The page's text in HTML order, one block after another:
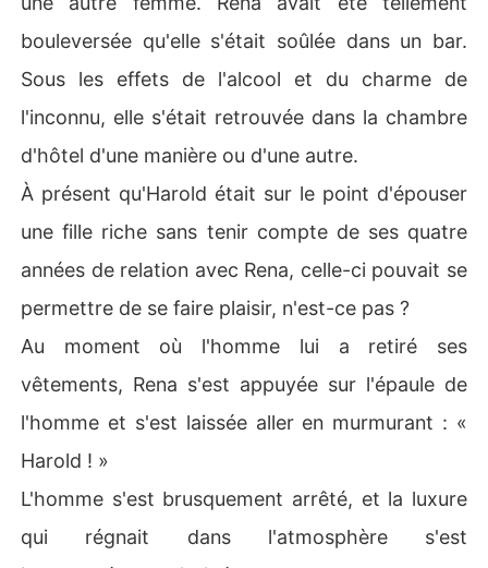
« Comme tu l'as dit, aimais, c'est du passé ! » Rena a jet
poissons dans la mer, Waylen. De plus, c'est toi qui as d
emandé une rupture. Maintenant, si tu veux sortir avec
Le lendemain, Rena a reçu sur son compte des milliards
Waylen est réapparu, s'est agenouillé et a dit : « Puis-je
m'intercaler dans la file d'attente, Rena ? Je te veux to
ujours. »
bouleversée qu'elle s'était soûlée dans un bar.
Sous les effets de l'alcool et du charme de
l'inconnu, elle s'était retrouvée dans la chambre
d'hôtel d'une manière ou d'une autre.
À présent qu'Harold était sur le point d'épouser
une fille riche sans tenir compte de ses quatre
années de relation avec Rena, celle-ci pouvait se
permettre de se faire plaisir, n'est-ce pas ?
Au moment où l'homme lui a retiré ses
vêtements, Rena s'est appuyée sur l'épaule de
l'homme et s'est laissée aller en murmurant : «
Harold ! »
L'homme s'est brusquement arrêté, et la luxure
qui régnait dans l'atmosphère s'est